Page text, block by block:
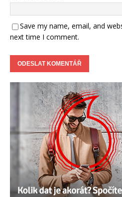
Save my name, email, and
next time I comment.